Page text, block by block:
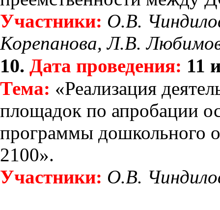
Участники: О.В.
Корепанова, Л.В.
10. Дата проведения: 11
Тема: «Реализация
площадок по апробации
программы дошкольного
2100».
Участники: О.В.